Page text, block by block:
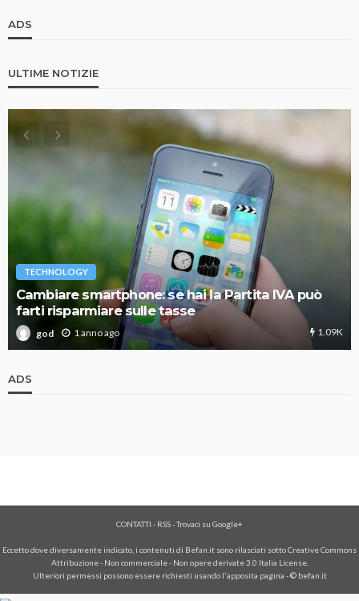
ADS
ULTIME NOTIZIE
TECHNOLOGY
Cambiare smartphone: se hai la Partita IVA può
farti risparmiare sulle tasse
god 1 anno ago 1.09K
ADS
CONTATTI - RSS-Trovaci su Google+
Eccetto dove diversamente indicato, i contenuti di Befan.it sono rilasciati sotto Creative Commons
Attribuzione - Non commerciale - Non opere derivate 3.0 Italia License.
Ulteriori permessi possono essere richiesti usando l'apposita pagina - © befan.it